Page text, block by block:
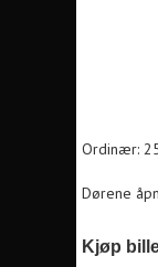
Ordinær:
Dørene
Kjøp